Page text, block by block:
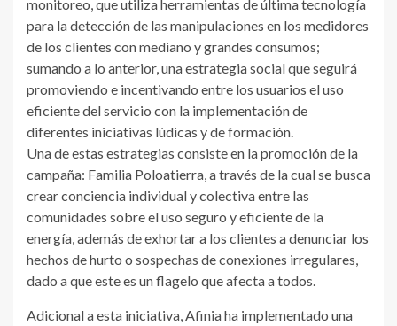
monitoreo, que utiliza herramientas de última tecnología
para la detección de las manipulaciones en los medidores
de los clientes con mediano y grandes consumos;
sumando a lo anterior, una estrategia social que seguirá
promoviendo e incentivando entre los usuarios el uso
eficiente del servicio con la implementación de
diferentes iniciativas lúdicas y de formación.
Una de estas estrategias consiste en la promoción de la
campaña: Familia Poloatierra, a través de la cual se busca
crear conciencia individual y colectiva entre las
comunidades sobre el uso seguro y eficiente de la
energía, además de exhortar a los clientes a denunciar los
hechos de hurto o sospechas de conexiones irregulares,
dado a que este es un flagelo que afecta a todos.
Adicional a esta iniciativa, Afinia ha implementado una